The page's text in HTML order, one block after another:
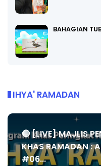
BAHAGIAN
IHYA' RAMADAN
🔴 [LIVE] MAJLIS
KHAS RAMADAN :
#06...